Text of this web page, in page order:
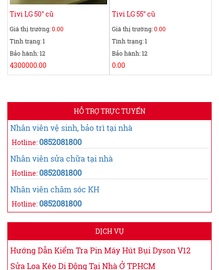
Tivi LG 50" cũ
Giá thị trường:0.00
Tình trạng: 1
Bảo hành: 12
4300000.00
Tivi LG 55" cũ
Giá thị trường:0.00
Tình trạng: 1
Bảo hành: 12
0.00
HỖ TRỢ TRỰC TUYẾN
Nhân viên vệ sinh, bảo trì tại nhà
Hotline: 0852081800
Nhân viên sửa chữa tại nhà
Hotline: 0852081800
Nhân viên chăm sóc KH
Hotline: 0852081800
DỊCH VỤ
Hướng Dẫn Kiểm Tra Pin Máy Hút Bụi Dyson V12
Sửa Loa Kéo Di Động Tại Nhà Ở TP.HCM